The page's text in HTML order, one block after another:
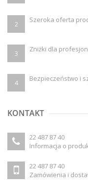
2 Szeroka oferta
3 Zniżki dla
4 Bezpieczeństwo i
KONTAKT
22 487 87 40
Informacja o
22 487 87 40
Zamówienia i